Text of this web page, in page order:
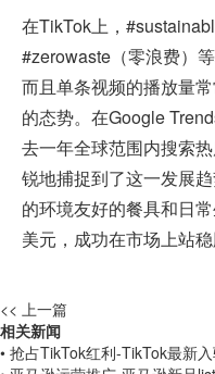
在TikTok上，
#zerowaste（零浪费）
而且单条视频的播放量
的态势。在Google
去一年全球范围内搜索
锐地捕捉到了这一发展
的环境友好的餐具和日
美元，成功在市场上站稳
<< 上一篇
相关新闻
• 抢占TikTok红利-TikTok最新